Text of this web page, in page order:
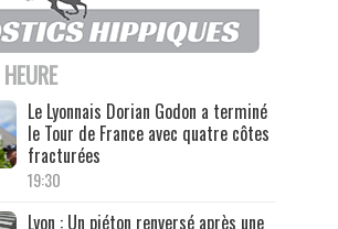
Le Lyonnais Dorian Godon a terminé
le Tour de France avec quatre côtes
fracturées
19:30
Lyon : Un piéton renversé après une